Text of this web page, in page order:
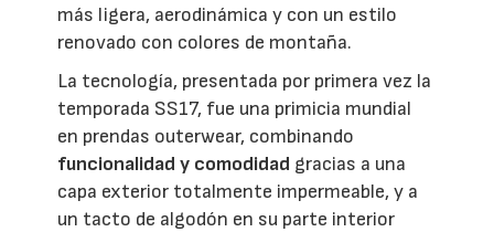
más ligera, aerodinámica y con un estilo
renovado con colores de montaña.
La tecnología, presentada por primera vez la
temporada SS17, fue una primicia mundial
en prendas outerwear, combinando
funcionalidad y comodidad gracias a una
capa exterior totalmente impermeable, y a
un tacto de algodón en su parte interior